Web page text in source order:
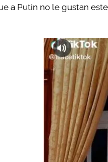
a Putin no le gustan